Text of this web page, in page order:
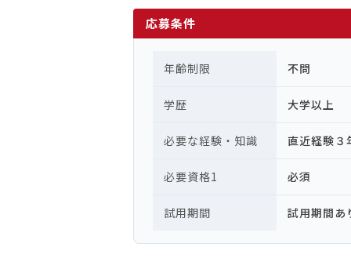
応募条件
年齢制限 不問
学歴 大学以上
必要な経験・知識 直近経験３
必要資格1 必須
試用期間 試用期間あ